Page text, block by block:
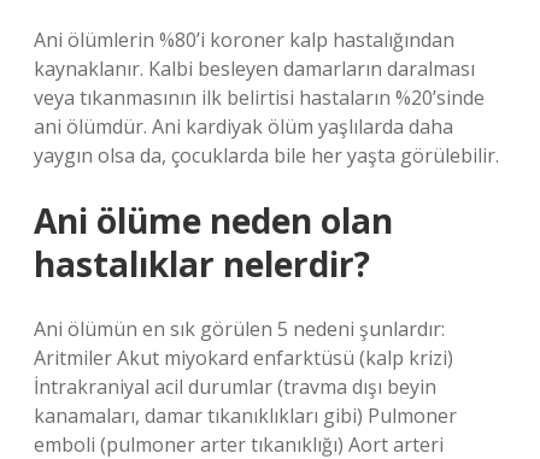
Ani ölümlerin %80’i koroner kalp hastalığından
kaynaklanır. Kalbi besleyen damarların daralması
veya tıkanmasının ilk belirtisi hastaların %20’sinde
ani ölümdür. Ani kardiyak ölüm yaşlılarda daha
yaygın olsa da, çocuklarda bile her yaşta görülebilir.
Ani ölüme neden olan
hastalıklar nelerdir?
Ani ölümün en sık görülen 5 nedeni şunlardır:
Aritmiler Akut miyokard enfarktüsü (kalp krizi)
İntrakraniyal acil durumlar (travma dışı beyin
kanamaları, damar tıkanıklıkları gibi) Pulmoner
emboli (pulmoner arter tıkanıklığı) Aort arteri